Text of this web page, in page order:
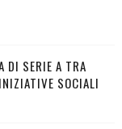
DI SERIE A TRA
SOCIALI